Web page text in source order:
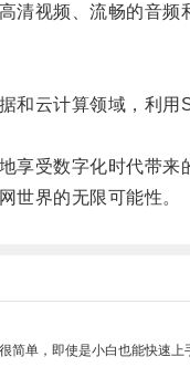
视频、流畅的音频
云计算领域，利用
受数字化时代带来
界的无限可能性。
单，即使是小白也能快速上